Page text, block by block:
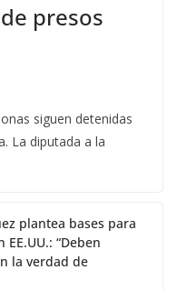
presos
siguen detenidas
La diputada a la
plantea bases para
EE.UU.: “Deben
la verdad de